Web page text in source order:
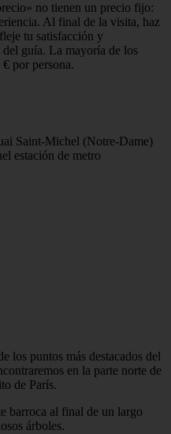
no tienen un precio fijo:
Al final de la visita, haz
tu satisfacción y
guía. La mayoría de los
por persona.
Saint-Michel (Notre-Dame)
estación de metro
los puntos más destacados del
en la parte norte de
de París.
barroca al final de un largo
árboles.